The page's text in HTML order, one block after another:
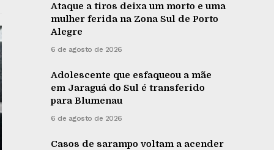
Ataque a tiros deixa um morto e uma
mulher ferida na Zona Sul de Porto
Alegre
6 de agosto de 2026
Adolescente que esfaqueou a mãe
em Jaraguá do Sul é transferido
para Blumenau
6 de agosto de 2026
Casos de sarampo voltam a acender